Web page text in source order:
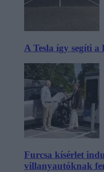
A Tesla így segíti
Furcsa kísérlet
villanyautóknak